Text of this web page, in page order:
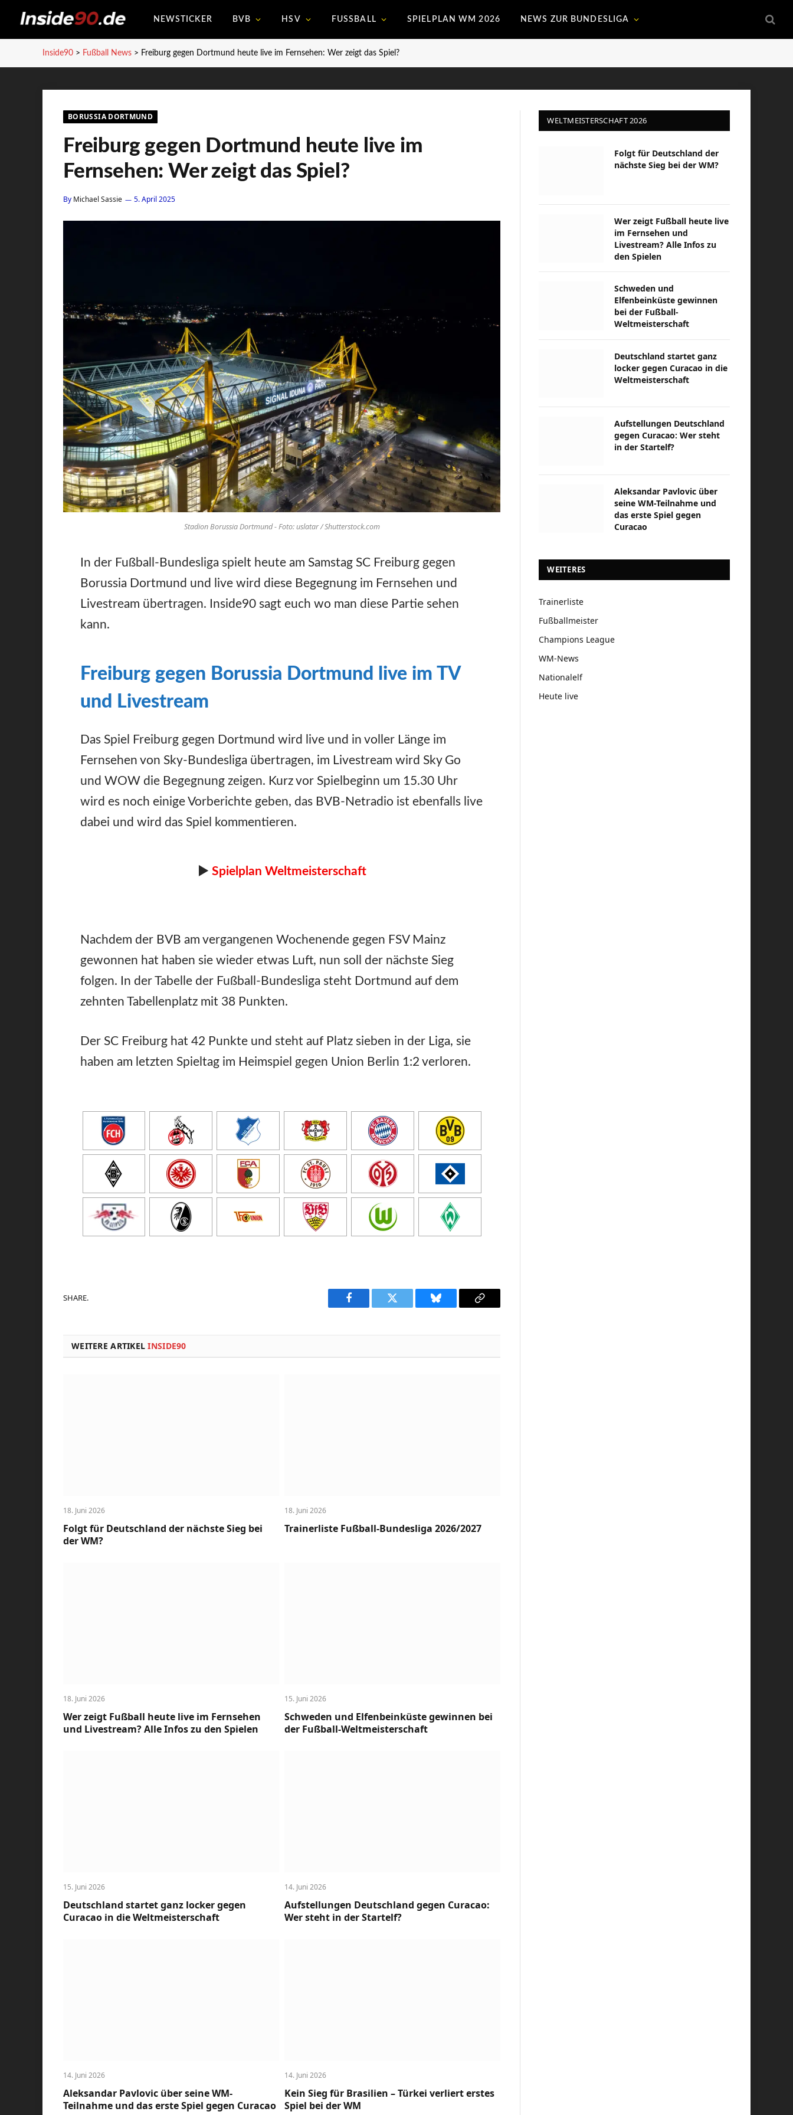
NEWSTICKER BVB HSV FUSSBALL SPIELPLAN WM 2026 NEWS ZUR BUNDESLIGA
Inside90 > Fußball News > Freiburg gegen Dortmund heute live im Fernsehen: Wer zeigt das Spiel?
BORUSSIA DORTMUND
Freiburg gegen Dortmund heute live im
Fernsehen: Wer zeigt das Spiel?
By Michael Sassie 5. April 2025
Stadion Borussia Dortmund - Foto: uslatar / Shutterstock.com
In der Fußball-Bundesliga spielt heute am Samstag SC Freiburg gegen
Borussia Dortmund und live wird diese Begegnung im Fernsehen und
Livestream übertragen. Inside90 sagt euch wo man diese Partie sehen
kann.
Freiburg gegen Borussia Dortmund live im TV
und Livestream
Das Spiel Freiburg gegen Dortmund wird live und in voller Länge im
Fernsehen von Sky-Bundesliga übertragen, im Livestream wird Sky Go
und WOW die Begegnung zeigen. Kurz vor Spielbeginn um 15.30 Uhr
wird es noch einige Vorberichte geben, das BVB-Netradio ist ebenfalls live
dabei und wird das Spiel kommentieren.
► Spielplan Weltmeisterschaft
Nachdem der BVB am vergangenen Wochenende gegen FSV Mainz
gewonnen hat haben sie wieder etwas Luft, nun soll der nächste Sieg
folgen. In der Tabelle der Fußball-Bundesliga steht Dortmund auf dem
zehnten Tabellenplatz mit 38 Punkten.
Der SC Freiburg hat 42 Punkte und steht auf Platz sieben in der Liga, sie
haben am letzten Spieltag im Heimspiel gegen Union Berlin 1:2 verloren.
SHARE.
Facebook Twitter Bluesky
Copy
WEITERE ARTIKELINSIDE90
18. Juni 2026
Folgt für Deutschland der nächste Sieg bei
der WM?
18. Juni 2026
Trainerliste Fußball-Bundesliga 2026/2027
18. Juni 2026
Wer zeigt Fußball heute live im Fernsehen
und Livestream? Alle Infos zu den Spielen
15. Juni 2026
Schweden und Elfenbeinküste gewinnen bei
der Fußball-Weltmeisterschaft
15. Juni 2026
Deutschland startet ganz locker gegen
Curacao in die Weltmeisterschaft
14. Juni 2026
Aufstellungen Deutschland gegen Curacao:
Wer steht in der Startelf?
14. Juni 2026
Aleksandar Pavlovic über seine WM-
Teilnahme und das erste Spiel gegen Curacao
14. Juni 2026
Kein Sieg für Brasilien – Türkei verliert erstes
Spiel bei der WM
WELTMEISTERSCHAFT 2026
Folgt für Deutschland der
nächste Sieg bei der WM?
Wer zeigt Fußball heute live
im Fernsehen und
Livestream? Alle Infos zu
den Spielen
Schweden und
Elfenbeinküste gewinnen
bei der Fußball-
Weltmeisterschaft
Deutschland startet ganz
locker gegen Curacao in die
Weltmeisterschaft
Aufstellungen Deutschland
gegen Curacao: Wer steht
in der Startelf?
Aleksandar Pavlovic über
seine WM-Teilnahme und
das erste Spiel gegen
Curacao
WEITERES
Trainerliste
Fußballmeister
Champions League
WM-News
Nationalelf
Heute live